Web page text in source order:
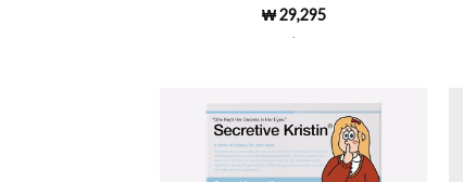
5 중에서
로 평
₩29,295
Add to
Wishlist